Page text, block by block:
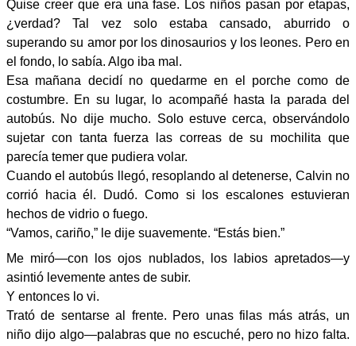
Quise creer que era una fase. Los niños pasan por etapas,
¿verdad? Tal vez solo estaba cansado, aburrido o
superando su amor por los dinosaurios y los leones. Pero en
el fondo, lo sabía. Algo iba mal.
Esa mañana decidí no quedarme en el porche como de
costumbre. En su lugar, lo acompañé hasta la parada del
autobús. No dije mucho. Solo estuve cerca, observándolo
sujetar con tanta fuerza las correas de su mochilita que
parecía temer que pudiera volar.
Cuando el autobús llegó, resoplando al detenerse, Calvin no
corrió hacia él. Dudó. Como si los escalones estuvieran
hechos de vidrio o fuego.
“Vamos, cariño,” le dije suavemente. “Estás bien.”
Me miró—con los ojos nublados, los labios apretados—y
asintió levemente antes de subir.
Y entonces lo vi.
Trató de sentarse al frente. Pero unas filas más atrás, un
niño dijo algo—palabras que no escuché, pero no hizo falta.